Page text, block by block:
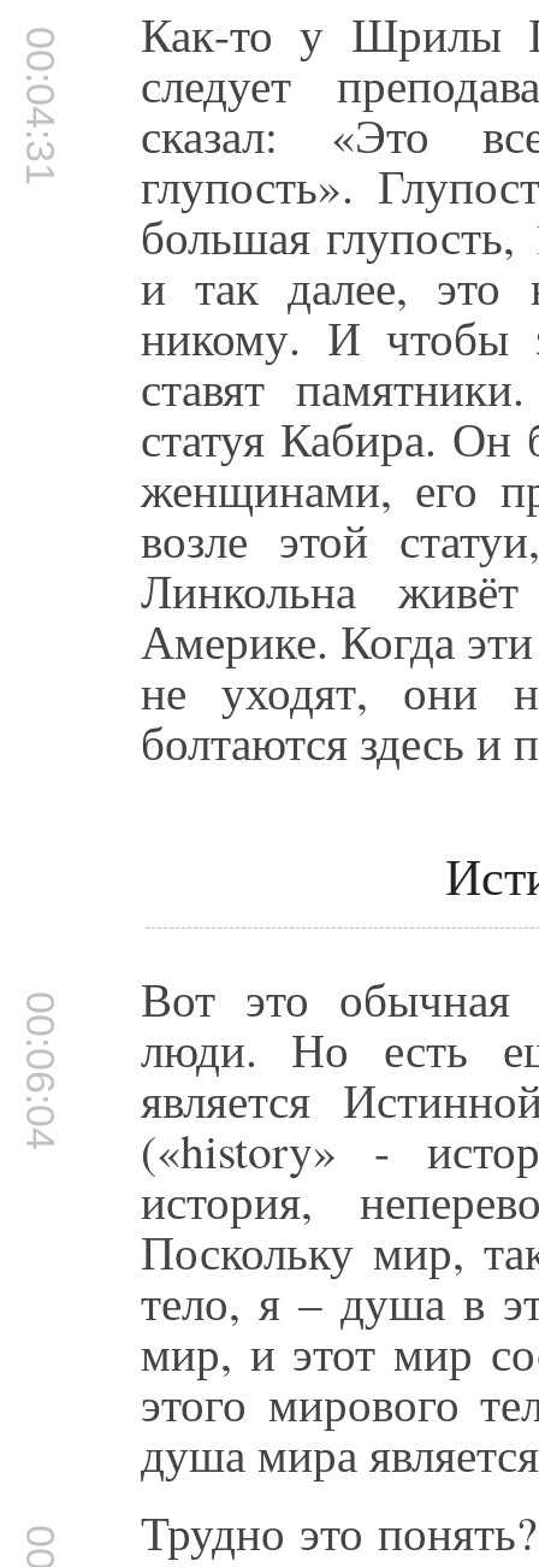
00:04:31 Как-то у Шрилы
следует
сказал: «Это
глупость».
большая
и так далее, это
никому. И чтобы
ставят
статуя Кабира. Он
женщинами, его
возле этой
Линкольна
Америке. Когда
не уходят, они
болтаются здесь и
00:06:04 Вот это обычная
люди. Но есть
является
(«history» -
история,
Поскольку мир,
тело, я – душа в
мир, и этот мир
этого мирового
душа мира
Трудно это